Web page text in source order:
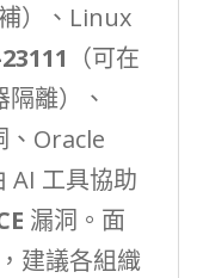
）、Linux
（可在
離）、
、Oracle
AI 工具協助
漏洞。面
建議各組織